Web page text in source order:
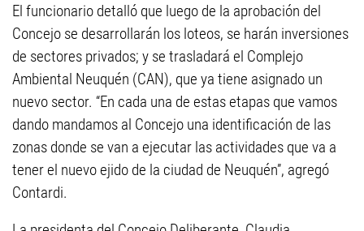
El funcionario detalló que luego de la aprobación del
Concejo se desarrollarán los loteos, se harán inversiones
de sectores privados; y se trasladará el Complejo
Ambiental Neuquén (CAN), que ya tiene asignado un
nuevo sector. “En cada una de estas etapas que vamos
dando mandamos al Concejo una identificación de las
zonas donde se van a ejecutar las actividades que va a
tener el nuevo ejido de la ciudad de Neuquén”, agregó
Contardi.